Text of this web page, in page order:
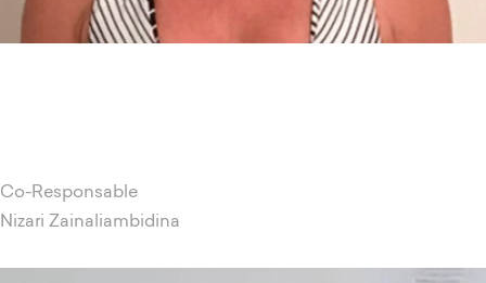
Co-Responsable
Nizari Zainaliambidina